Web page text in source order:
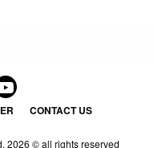
CONTACT US
2026 © all rights reserved